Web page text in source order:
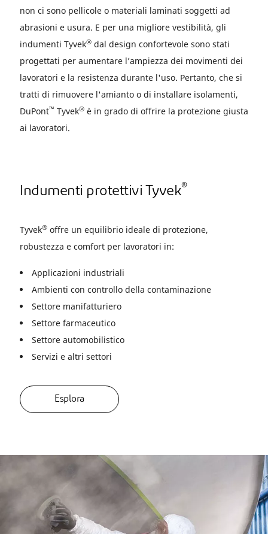
non ci sono pellicole o materiali laminati soggetti ad
abrasioni e usura. E per una migliore vestibilità, gli
indumenti Tyvek® dal design confortevole sono stati
progettati per aumentare l’ampiezza dei movimenti dei
lavoratori e la resistenza durante l'uso. Pertanto, che si
tratti di rimuovere l'amianto o di installare isolamenti,
DuPont™ Tyvek® è in grado di offrire la protezione giusta
ai lavoratori.
Indumenti protettivi Tyvek®
Tyvek® offre un equilibrio ideale di protezione,
robustezza e comfort per lavoratori in:
Applicazioni industriali
Ambienti con controllo della contaminazione
Settore manifatturiero
Settore farmaceutico
Settore automobilistico
Servizi e altri settori
Esplora